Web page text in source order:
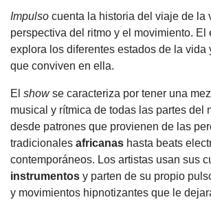
Impulso cuenta la historia del viaje de la
perspectiva del ritmo y el movimiento. El
explora los diferentes estados de la vida
que conviven en ella.
El showse caracteriza por tener una
musical y rítmica de todas las partes del
desde patrones que provienen de las
tradicionales africanas hasta beats
contemporáneos. Los artistas usan sus
instrumentos y parten de su propio
y movimientos hipnotizantes que le